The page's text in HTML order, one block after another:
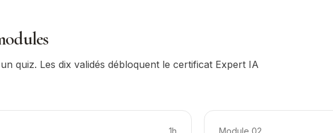
quiz. Les dix validés débloquent le certificat Expert IA
1h Module 02